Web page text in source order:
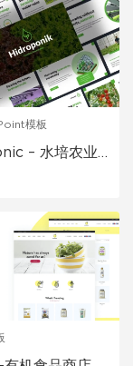
模板
– 水培农业